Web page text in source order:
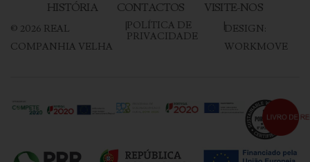
HISTÓRIA
CONTACTOS VISITE-NOS
© 2026 REAL
COMPANHIA VELHA
|POLÍTICA DE
PRIVACIDADE
|DESIGN:
WORKMOVE